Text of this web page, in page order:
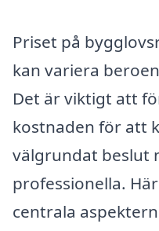
Priset på
kan variera
Det är viktigt att
kostnaden för att
välgrundat beslut
professionella.
centrala